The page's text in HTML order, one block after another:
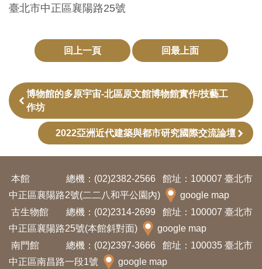
資
資
訊
活
動
出
版
文
臺北市中正區襄陽路25號
回上一頁 回最上面
博物館的多原宇宙-北區原文館博物館實作/技藝工
作坊
2022亞洲近代建築與都市研究國際交流論壇
本館 總機：(02)2382-2566
館址：100007 臺北市
中正區襄陽路2號(二二八和平公園內)
google map
古生物館
總機：(02)2314-2699
館址：100007 臺北市
中正區襄陽路25號(本館斜對面)
google map
南門館
總機：(02)2397-3666
館址：100035 臺北市
中正區南昌路一段1號
google map